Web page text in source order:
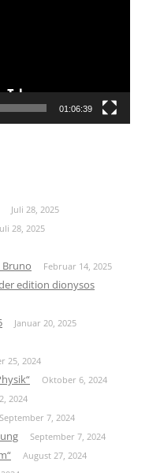
01:06:39
Juli 28, 2025
28, 2025
Bruno Februar 14, 2025
edition dionysos
Januar 20, 2025
25, 2024
Oktober 6, 2024
2024
September 7, 2024
September 7, 2024
August 27, 2024